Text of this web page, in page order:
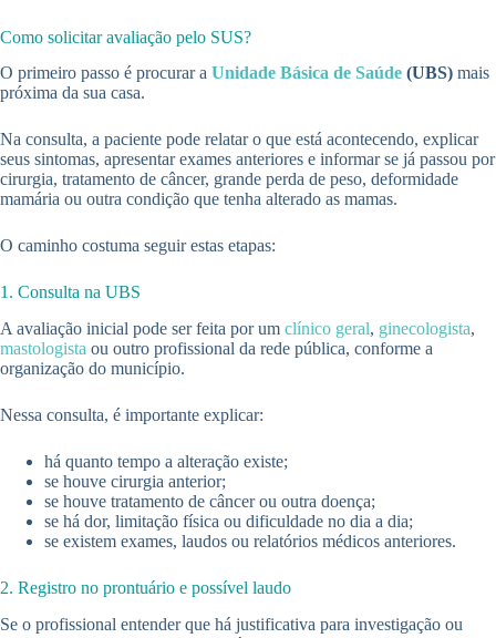
Como solicitar avaliação pelo SUS?
O primeiro passo é procurar a Unidade Básica de Saúde (UBS) mais
próxima da sua casa.
Na consulta, a paciente pode relatar o que está acontecendo, explicar
seus sintomas, apresentar exames anteriores e informar se já passou por
cirurgia, tratamento de câncer, grande perda de peso, deformidade
mamária ou outra condição que tenha alterado as mamas.
O caminho costuma seguir estas etapas:
1. Consulta na UBS
A avaliação inicial pode ser feita por um clínico geral, ginecologista,
mastologista ou outro profissional da rede pública, conforme a
organização do município.
Nessa consulta, é importante explicar:
há quanto tempo a alteração existe;
se houve cirurgia anterior;
se houve tratamento de câncer ou outra doença;
se há dor, limitação física ou dificuldade no dia a dia;
se existem exames, laudos ou relatórios médicos anteriores.
2. Registro no prontuário e possível laudo
Se o profissional entender que há justificativa para investigação ou